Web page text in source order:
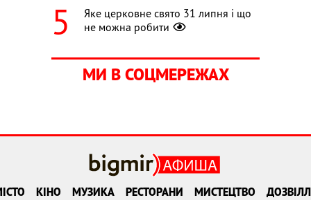
Яке церковне свято 31 липня і що
не можна робити
МИ В СОЦМЕРЕЖАХ
КІНО МУЗИКА РЕСТОРАНИ МИСТЕЦТВО